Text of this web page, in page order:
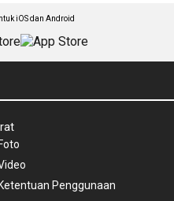
iOS dan Android
Foto
Ketentuan Penggunaan